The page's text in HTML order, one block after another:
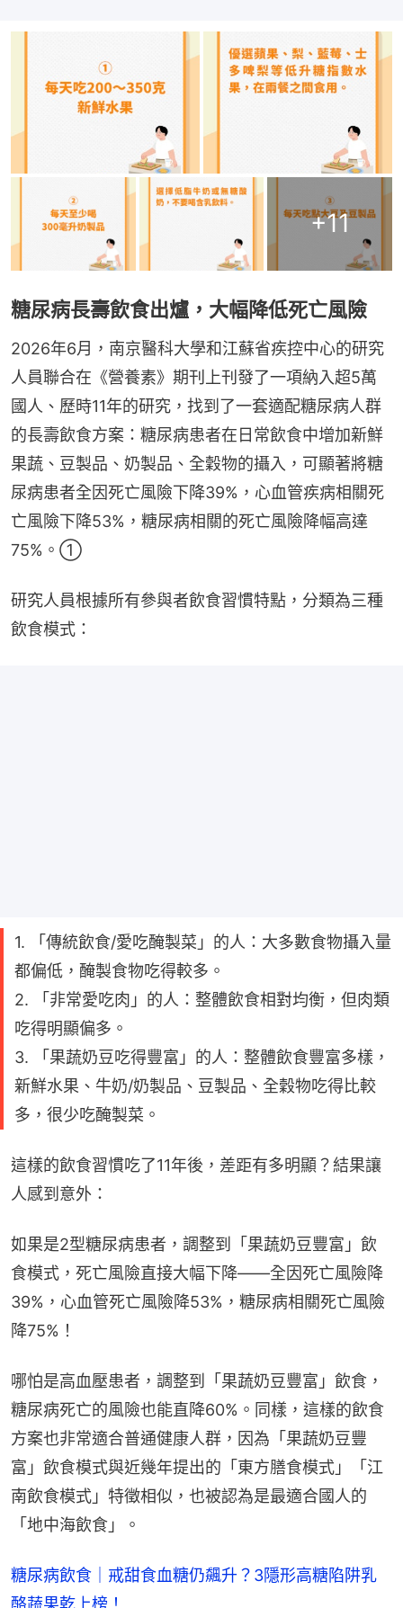
+11
糖尿病長壽飲食出爐，大幅降低死亡風險
2026年6月，南京醫科大學和江蘇省疾控中心的研究
人員聯合在《營養素》期刊上刊發了一項納入超5萬
國人、歷時11年的研究，找到了一套適配糖尿病人群
的長壽飲食方案：糖尿病患者在日常飲食中增加新鮮
果蔬、豆製品、奶製品、全穀物的攝入，可顯著將糖
尿病患者全因死亡風險下降39%，心血管疾病相關死
亡風險下降53%，糖尿病相關的死亡風險降幅高達
75%。①
研究人員根據所有參與者飲食習慣特點，分類為三種
飲食模式：
1. 「傳統飲食/愛吃醃製菜」的人：大多數食物攝入量
都偏低，醃製食物吃得較多。
2. 「非常愛吃肉」的人：整體飲食相對均衡，但肉類
吃得明顯偏多。
3. 「果蔬奶豆吃得豐富」的人：整體飲食豐富多樣，
新鮮水果、牛奶/奶製品、豆製品、全穀物吃得比較
多，很少吃醃製菜。
這樣的飲食習慣吃了11年後，差距有多明顯？結果讓
人感到意外：
如果是2型糖尿病患者，調整到「果蔬奶豆豐富」飲
食模式，死亡風險直接大幅下降——全因死亡風險降
39%，心血管死亡風險降53%，糖尿病相關死亡風險
降75%！
哪怕是高血壓患者，調整到「果蔬奶豆豐富」飲食，
糖尿病死亡的風險也能直降60%。同樣，這樣的飲食
方案也非常適合普通健康人群，因為「果蔬奶豆豐
富」飲食模式與近幾年提出的「東方膳食模式」「江
南飲食模式」特徵相似，也被認為是最適合國人的
「地中海飲食」。
糖尿病飲食｜戒甜食血糖仍飆升？3隱形高糖陷阱乳
酪蔬果乾上榜！